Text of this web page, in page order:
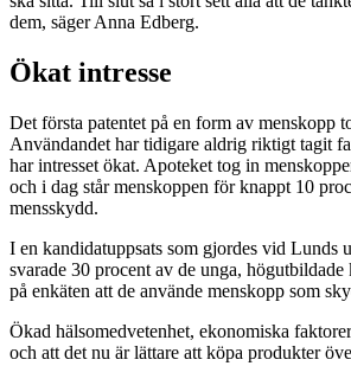
dem, säger Anna Edberg.
Ökat intresse
Det första patentet på en form av menskopp
Användandet har tidigare aldrig riktigt tagit
har intresset ökat. Apoteket tog in
och i dag står menskoppen för knappt 10
mensskydd.
I en kandidatuppsats som gjordes vid Lunds
svarade 30 procent av de unga,
på enkäten att de använde menskopp som
Ökad hälsomedvetenhet, ekonomiska
och att det nu är lättare att köpa produkter